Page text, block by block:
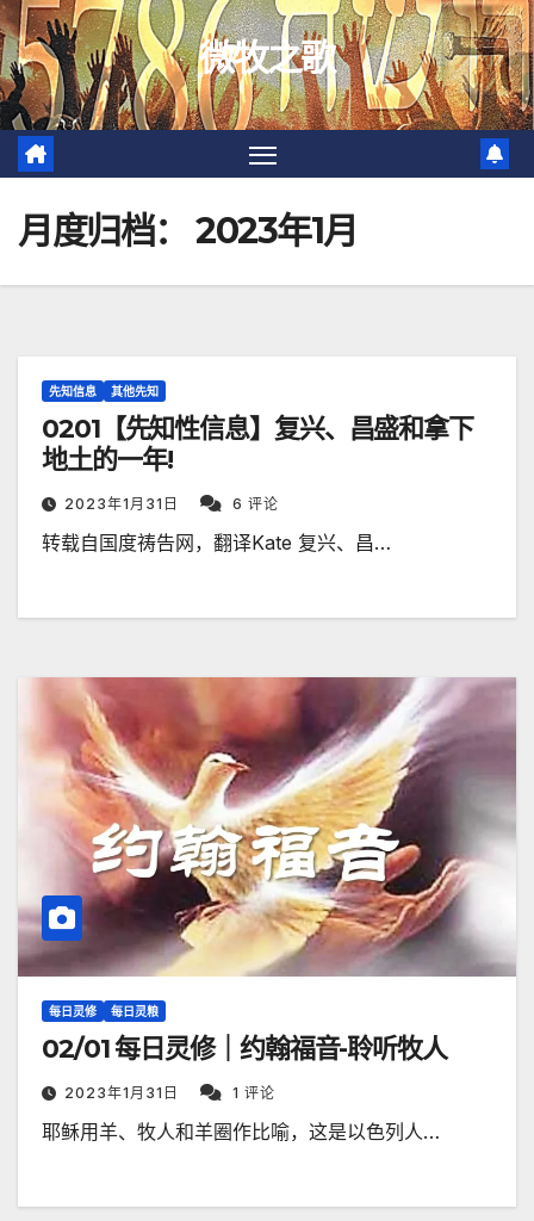
跳
至
内
容
微牧之歌
月度归档： 2023年1月
先知信息 其他先知
0201【先知性信息】复兴、昌盛和拿下
地土的一年!
2023年1月31日 6 评论
转载自国度祷告网，翻译Kate 复兴、昌…
每日灵修 每日灵粮
02/01 每日灵修｜约翰福音-聆听牧人
2023年1月31日 1 评论
耶稣用羊、牧人和羊圈作比喻，这是以色列人…